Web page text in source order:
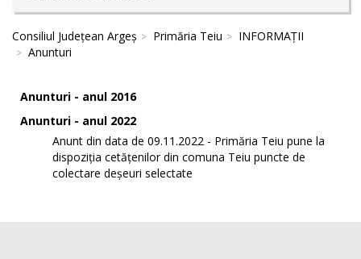
Consiliul Județean Argeș Primăria Teiu
INFORMAȚII
Anunturi
Anunturi - anul 2016
Anunturi - anul 2022
Anunt din data de 09.11.2022 - Primăria Teiu pune la
dispoziția cetățenilor din comuna Teiu puncte de
colectare deșeuri selectate